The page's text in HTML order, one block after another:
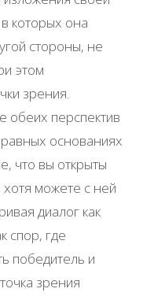
которых она
стороны, не
этом
зрения.
перспектив
основаниях
что вы открыты
хотя можете с ней
диалог как
спор, где
победитель и
зрения